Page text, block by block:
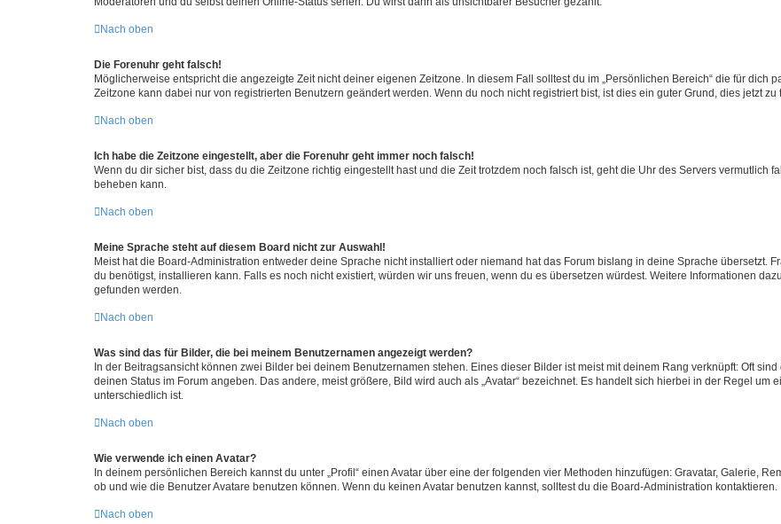
Nach oben
Die Forenuhr geht falsch!
Möglicherweise entspricht die angezeigte Zeit nicht deiner eigenen Zeitzone. In diesem Fall solltest du im „Persönlichen Bereich“ die für dich
Zeitzone kann dabei nur von registrierten Benutzern geändert werden. Wenn du noch nicht registriert bist, ist dies ein guter Grund, dies jetzt zu
Nach oben
Ich habe die Zeitzone eingestellt, aber die Forenuhr geht immer noch falsch!
Wenn du dir sicher bist, dass du die Zeitzone richtig eingestellt hast und die Zeit trotzdem noch falsch ist, geht die Uhr des Servers vermutlich
beheben kann.
Nach oben
Meine Sprache steht auf diesem Board nicht zur Auswahl!
Meist hat die Board-Administration entweder deine Sprache nicht installiert oder niemand hat das Forum bislang in deine Sprache übersetzt.
du benötigst, installieren kann. Falls es noch nicht existiert, würden wir uns freuen, wenn du es übersetzen würdest. Weitere Informationen
gefunden werden.
Nach oben
Was sind das für Bilder, die bei meinem Benutzernamen angezeigt werden?
In der Beitragsansicht können zwei Bilder bei deinem Benutzernamen stehen. Eines dieser Bilder ist meist mit deinem Rang verknüpft: Oft
deinen Status im Forum angeben. Das andere, meist größere, Bild wird auch als „Avatar“ bezeichnet. Es handelt sich hierbei in der Regel um
unterschiedlich ist.
Nach oben
Wie verwende ich einen Avatar?
In deinem persönlichen Bereich kannst du unter „Profil“ einen Avatar über eine der folgenden vier Methoden hinzufügen: Gravatar, Galerie,
ob und wie die Benutzer Avatare benutzen können. Wenn du keinen Avatar benutzen kannst, solltest du die Board-Administration kontaktieren.
Nach oben